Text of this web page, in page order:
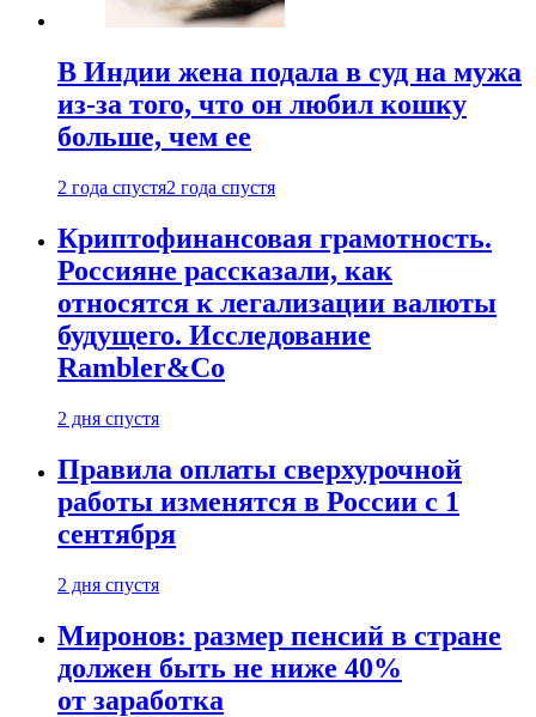
В Индии жена подала в суд на мужа
из-за того, что он любил кошку
больше, чем ее
2 года спустя2 года спустя
Криптофинансовая грамотность.
Россияне рассказали, как
относятся к легализации валюты
будущего. Исследование
Rambler&Co
2 дня спустя
Правила оплаты сверхурочной
работы изменятся в России с 1
сентября
2 дня спустя
Миронов: размер пенсий в стране
должен быть не ниже 40%
от заработка